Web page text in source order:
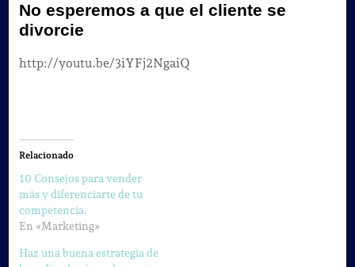
No esperemos a que el cliente se
divorcie
http://youtu.be/3iYFj2NgaiQ
Relacionado
10 Consejos para vender
más y diferenciarte de tu
competencia.
En «Marketing»
Haz una buena estrategia de